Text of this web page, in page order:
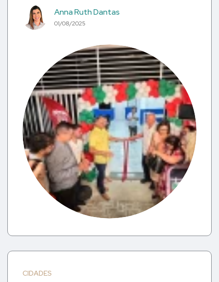
Anna Ruth Dantas
01/08/2025
CIDADES